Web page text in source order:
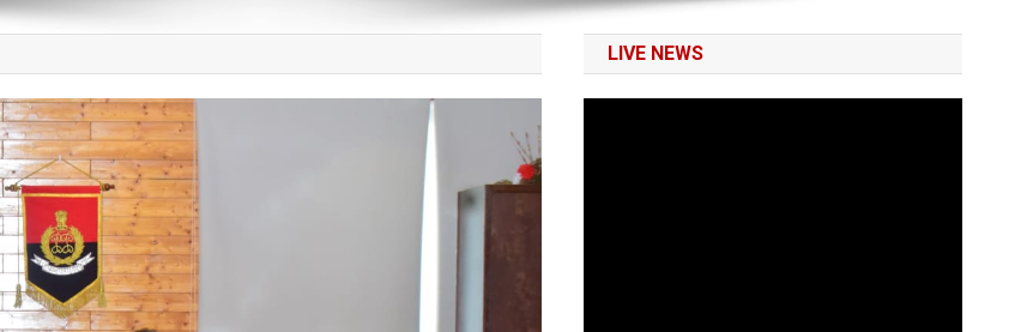
LIVE NEWS